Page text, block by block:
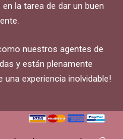
la tarea de dar un buen
nuestros agentes de
y están plenamente
experiencia inolvidable!